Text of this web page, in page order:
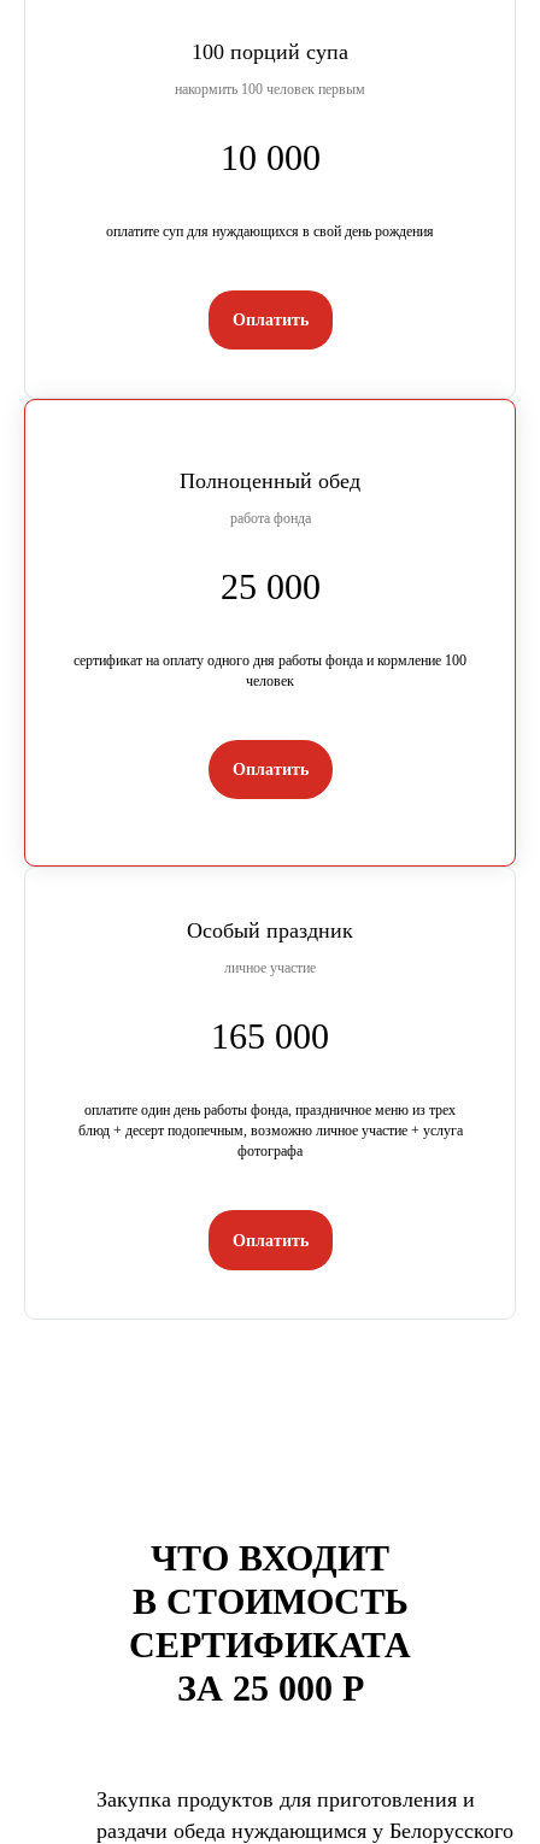
100 порций супа
накормить 100 человек первым
10 000
оплатите суп для нуждающихся в свой день рождения
Оплатить
Полноценный обед
работа фонда
25 000
сертификат на оплату одного дня работы фонда и кормление 100
человек
Оплатить
Особый праздник
личное участие
165 000
оплатите один день работы фонда, праздничное меню из трех
блюд + десерт подопечным, возможно личное участие + услуга
фотографа
Оплатить
ЧТО ВХОДИТ
В СТОИМОСТЬ
СЕРТИФИКАТА
ЗА 25 000 Р
Закупка продуктов для приготовления и
раздачи обеда нуждающимся у Белорусского